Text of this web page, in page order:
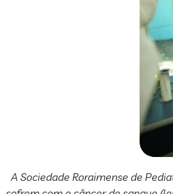
A Sociedade Roraimense de